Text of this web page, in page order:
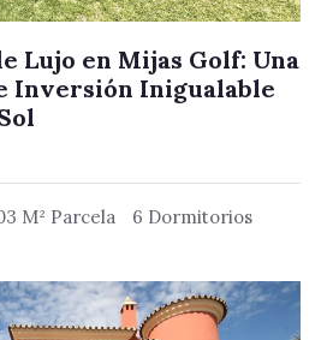
Lujo en Mijas Golf: Una
Inversión Inigualable
M² Parcela
6 Dormitorios